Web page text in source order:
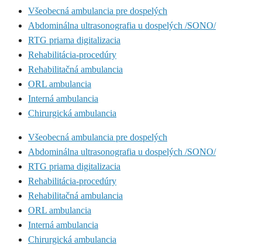
Všeobecná ambulancia pre dospelých
Abdominálna ultrasonografia u dospelých /SONO/
RTG priama digitalizacia
Rehabilitácia-procedúry
Rehabilitačná ambulancia
ORL ambulancia
Interná ambulancia
Chirurgická ambulancia
Všeobecná ambulancia pre dospelých
Abdominálna ultrasonografia u dospelých /SONO/
RTG priama digitalizacia
Rehabilitácia-procedúry
Rehabilitačná ambulancia
ORL ambulancia
Interná ambulancia
Chirurgická ambulancia